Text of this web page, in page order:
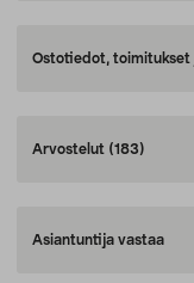
Ostotiedot, toimitukset
Arvostelut (183)
Asiantuntija vastaa